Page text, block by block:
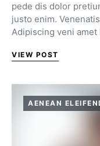
pede dis dolor
justo enim.
Adipiscing veni
VIEW POST
AENEAN